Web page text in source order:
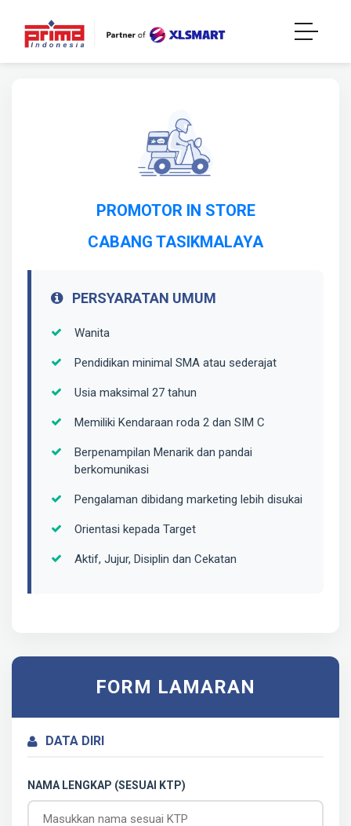
PROMOTOR IN STORE
CABANG TASIKMALAYA
PERSYARATAN UMUM
Wanita
Pendidikan minimal SMA atau sederajat
Usia maksimal 27 tahun
Memiliki Kendaraan roda 2 dan SIM C
Berpenampilan Menarik dan pandai
berkomunikasi
Pengalaman dibidang marketing lebih disukai
Orientasi kepada Target
Aktif, Jujur, Disiplin dan Cekatan
FORM LAMARAN
DATA DIRI
NAMA LENGKAP (SESUAI KTP)